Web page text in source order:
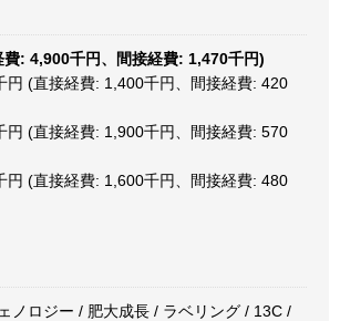
: 4,900千円、間接経費: 1,470千円)
円 (直接経費: 1,400千円、間接経費: 420
円 (直接経費: 1,900千円、間接経費: 570
円 (直接経費: 1,600千円、間接経費: 480
ノロジー / 肥大成長 / ラベリング / 13C /